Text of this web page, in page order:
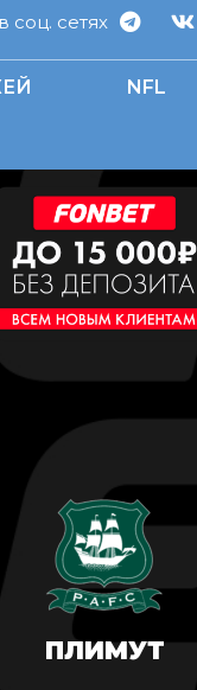
соц. сетях
NFL
ПЛИМУТ